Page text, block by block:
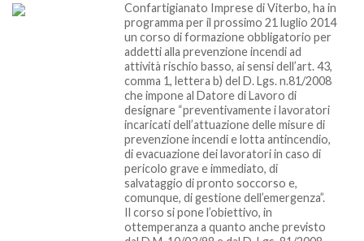
Confartigianato Imprese di Viterbo, ha in
programma per il prossimo 21 luglio 2014
un corso di formazione obbligatorio per
addetti alla prevenzione incendi ad
attività rischio basso, ai sensi dell’art. 43,
comma 1, lettera b) del D. Lgs. n.81/2008
che impone al Datore di Lavoro di
designare “preventivamente i lavoratori
incaricati dell’attuazione delle misure di
prevenzione incendi e lotta antincendio,
di evacuazione dei lavoratori in caso di
pericolo grave e immediato, di
salvataggio di pronto soccorso e,
comunque, di gestione dell’emergenza”.
Il corso si pone l’obiettivo, in
ottemperanza a quanto anche previsto